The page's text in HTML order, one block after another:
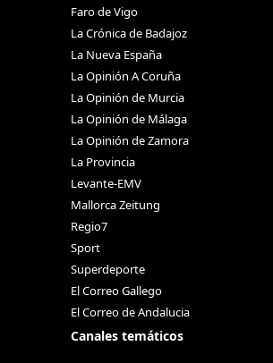
Faro de Vigo
La Crónica de Badajoz
La Nueva España
La Opinión A Coruña
La Opinión de Murcia
La Opinión de Málaga
La Opinión de Zamora
La Provincia
Levante-EMV
Mallorca Zeitung
Regio7
Sport
Superdeporte
El Correo Gallego
El Correo de Andalucia
Canales temáticos